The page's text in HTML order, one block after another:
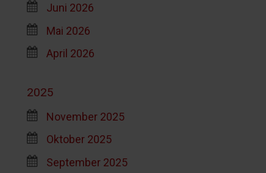
Juni 2026
Mai 2026
April 2026
2025
November 2025
Oktober 2025
September 2025